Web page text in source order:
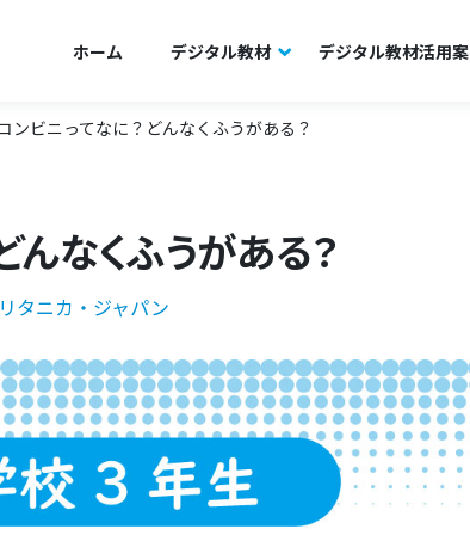
ホーム デジタル教材 デジタル教材活用案
ンビニってなに？どんなくふうがある？
んなくふうがある？
タニカ・ジャパン